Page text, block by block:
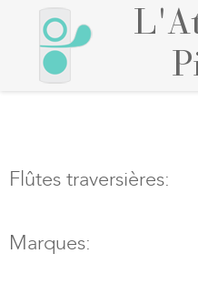
Flûtes traversières:
Marques: